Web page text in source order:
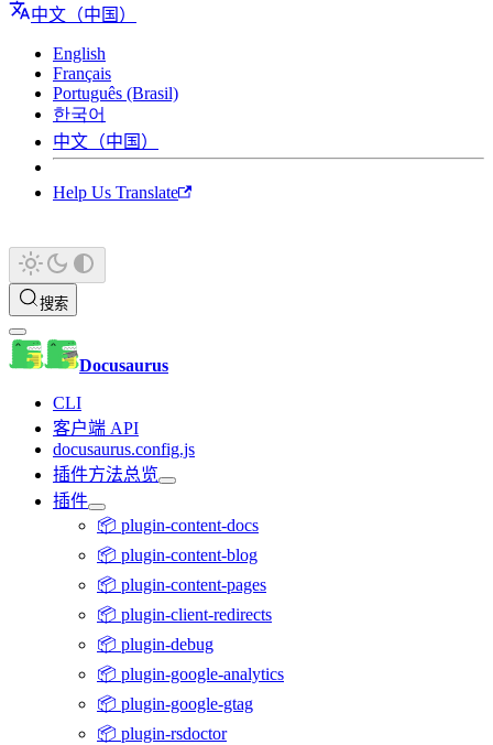
中文（中国）
English
Français
Português (Brasil)
한국어
中文（中国）
Help Us Translate
搜索
Docusaurus
CLI
客户端 API
docusaurus.config.js
插件方法总览
插件
📦 plugin-content-docs
📦 plugin-content-blog
📦 plugin-content-pages
📦 plugin-client-redirects
📦 plugin-debug
📦 plugin-google-analytics
📦 plugin-google-gtag
📦 plugin-rsdoctor